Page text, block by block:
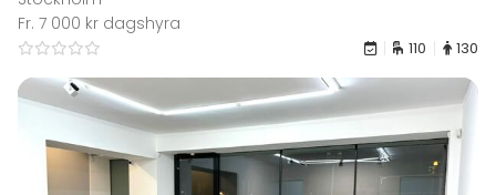
Fr. 7 000 kr dagshyra
110 130